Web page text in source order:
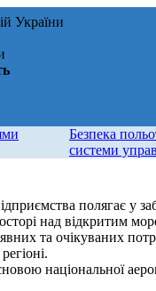
України
Безпека
системи
полягає у
над відкритим
та очікуваних
національної